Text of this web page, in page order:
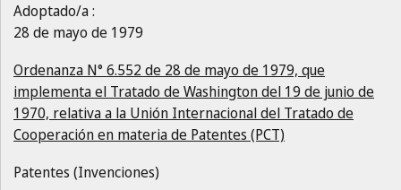
Adoptado/a :
28 de mayo de 1979
Ordenanza N° 6.552 de 28 de mayo de 1979, que
implementa el Tratado de Washington del 19 de junio de
1970, relativa a la Unión Internacional del Tratado de
Cooperación en materia de Patentes (PCT)
Patentes (Invenciones)